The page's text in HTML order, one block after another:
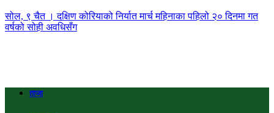
सोल, ९ चैत । दक्षिण कोरियाको निर्यात मार्च महिनाका पहिलो २० दिनमा गत
वर्षको सोही अवधिसँग
ताजा